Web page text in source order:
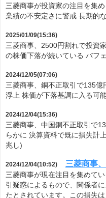
三菱商事が投資家の注目を集
業績の不安定さに警戒 長期的
2025/01/09(15:36)
三菱商事、2500円割れで投資
の株価下落が続いている バフ
2024/12/05(07:06)
三菱商事、銅不正取引で135
浮上 株価が下落基調に入る可
2024/12/04(15:36)
三菱商事、中国銅不正取引で
らかに 決算資料で既に損失計
兆し)
2024/12/04(10:52) 三菱商事
三菱商事が現在注目を集めて
引疑惑によるもので、関係者
たとされています。この損失